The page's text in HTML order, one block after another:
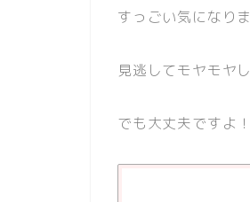
すっごい気になり
見逃してモヤモヤ
でも大丈夫ですよ